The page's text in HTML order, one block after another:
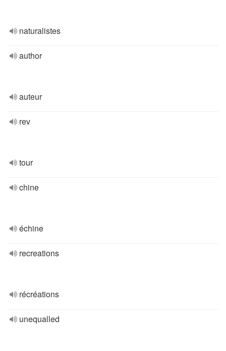
naturalistes
author
auteur
rev
tour
chine
échine
recreations
récréations
unequalled